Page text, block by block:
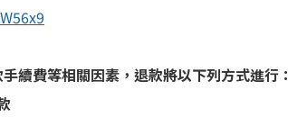
續費等相關因素，退款將以下列方式進行：